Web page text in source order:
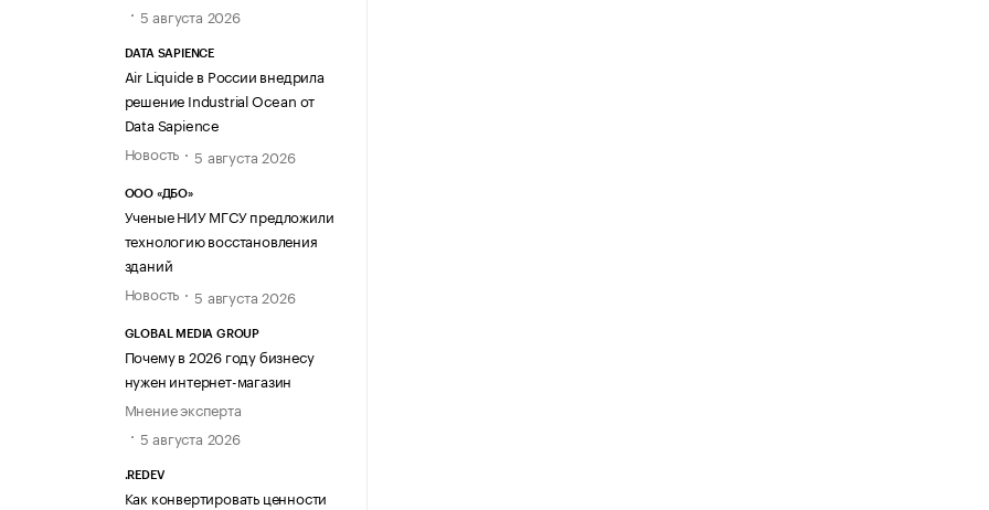
5 августа 2026
DATA SAPIENCE
Air Liquide в России внедрила
решение Industrial Ocean от
Data Sapience
Новость
5 августа 2026
ООО «ДБО»
Ученые НИУ МГСУ предложили
технологию восстановления
зданий
Новость
5 августа 2026
GLOBAL MEDIA GROUP
Почему в 2026 году бизнесу
нужен интернет-магазин
Мнение эксперта
5 августа 2026
.REDEV
Как конвертировать ценности